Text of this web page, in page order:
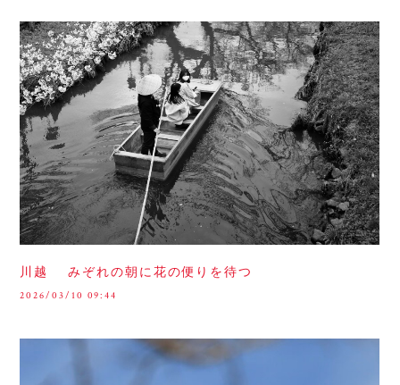
川越 みぞれの朝に花の便りを待つ
2026/03/10 09:44